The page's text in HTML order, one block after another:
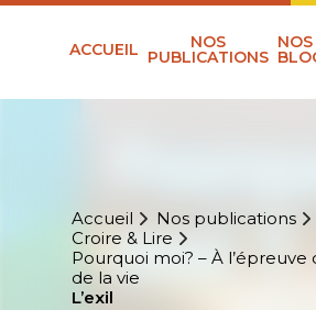
ACCUEIL NOS
PUBLICATIONS
NOS
Accueil
Nos publications
Croire & Lire
Pourquoi moi? – À l’épreuve
de la vie
L’exil